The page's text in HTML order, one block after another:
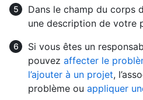
Dans le champ du corps
une description de votre
Si vous êtes un
pouvez affecter le
l’ajouter à un projet,
problème ou appliquer